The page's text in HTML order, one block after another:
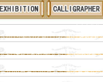
东方白 不知东方之既白 日转东方白 晓烟渐散
东方白大草书画社介绍 东方白书法创作背景
草书书法网 草书书法展 草书书法欣赏 草书书